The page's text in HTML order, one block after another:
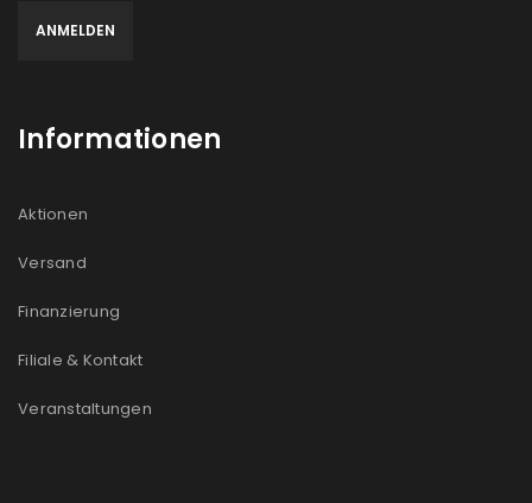
Informationen
Aktionen
Versand
Finanzierung
Filiale & Kontakt
Veranstaltungen